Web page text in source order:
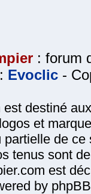
: forum
Evoclic -
est destiné
et
partielle de
tenus sont
est
by